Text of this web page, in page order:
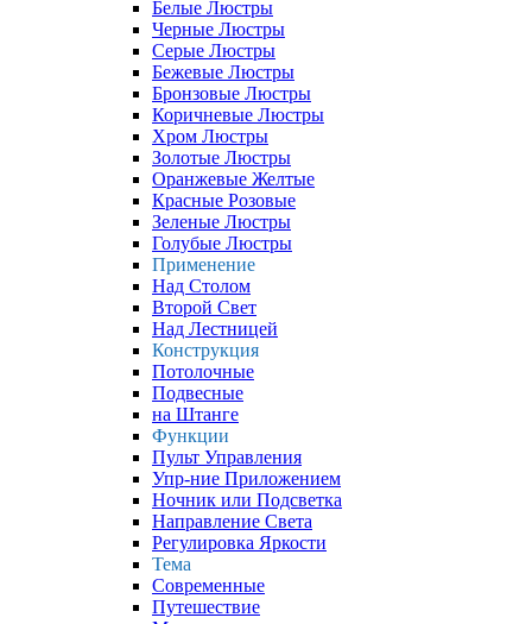
Белые Люстры
Черные Люстры
Серые Люстры
Бежевые Люстры
Бронзовые Люстры
Коричневые Люстры
Хром Люстры
Золотые Люстры
Оранжевые Желтые
Красные Розовые
Зеленые Люстры
Голубые Люстры
Применение
Над Столом
Второй Свет
Над Лестницей
Конструкция
Потолочные
Подвесные
на Штанге
Функции
Пульт Управления
Упр-ние Приложением
Ночник или Подсветка
Направление Света
Регулировка Яркости
Тема
Современные
Путешествие